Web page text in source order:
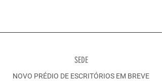
SEDE
NOVO PRÉDIO DE ESCRITÓRIOS EM BREVE